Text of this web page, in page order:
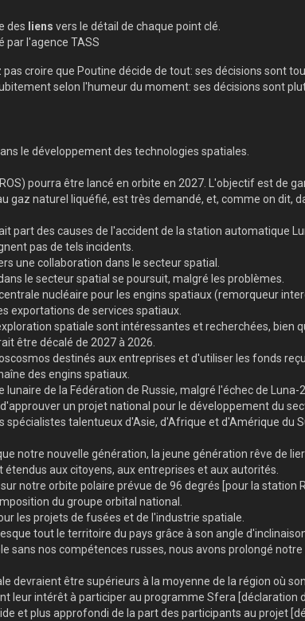
des liens vers le détail de chaque point clé.
par l'agence TASS
pas croire que Poutine décide de tout: ses décisions sont
selon l'humeur du moment: ses décisions sont
le développement des technologies spatiales.
pourra être lancé en orbite en 2027. L'objectif est de
gaz naturel liquéfié, est très demandé, et, comme on dit,
part des causes de l'accident de la station automatique
pas de tels incidents.
une collaboration dans le secteur spatial.
le secteur spatial se poursuit, malgré les problèmes.
nucléaire pour les engins spatiaux (remorqueur
exportations de services spatiaux.
spatiale sont intéressantes et recherchées, bien
être décalé de 2027 à 2026.
destinés aux entreprises et d'utiliser les fonds
des engins spatiaux.
de la Fédération de Russie, malgré l'échec de Luna-
un projet national pour le développement du
talentueux d'Asie, d'Afrique et d'Amérique du
notre nouvelle génération, la jeune génération rêve de
aux citoyens, aux entreprises et aux autorités.
notre orbite polaire prévue de 96 degrés [pour la station
du groupe orbital national.
les projets de fusées et de l'industrie spatiale.
tout le territoire du pays grâce à son angle
sans nos compétences russes, nous avons prolongé
devraient être supérieurs à la moyenne de la région où
leur intérêt à participer au programme Sfera [déclaration
et plus approfondi de la part des participants au projet